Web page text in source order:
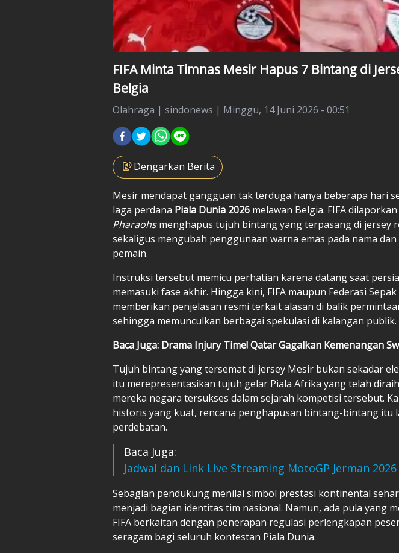
FIFA Minta Timnas Mesir Hapus 7 Bintang di
Belgia
Olahraga | sindonews | Minggu, 14 Juni 2026 - 00:51
Dengarkan Berita
Mesir mendapat gangguan tak terduga hanya beberapa hari
laga perdana Piala Dunia 2026 melawan Belgia. FIFA
Pharaohsmenghapus tujuh bintang yang terpasang di jersey
sekaligus mengubah penggunaan warna emas pada nama
pemain.
Instruksi tersebut memicu perhatian karena datang saat
memasuki fase akhir. Hingga kini, FIFA maupun Federasi
memberikan penjelasan resmi terkait alasan di balik
sehingga memunculkan berbagai spekulasi di kalangan publik.
Baca Juga: Drama Injury Time! Qatar Gagalkan Kemenangan
Tujuh bintang yang tersemat di jersey Mesir bukan sekadar
itu merepresentasikan tujuh gelar Piala Afrika yang telah
mereka negara tersukses dalam sejarah kompetisi tersebut.
historis yang kuat, rencana penghapusan bintang-bintang itu
perdebatan.
Baca Juga:
Jadwal dan Link Live Streaming MotoGP Jerman
Sebagian pendukung menilai simbol prestasi kontinental
menjadi bagian identitas tim nasional. Namun, ada pula yang
FIFA berkaitan dengan penerapan regulasi perlengkapan
seragam bagi seluruh kontestan Piala Dunia.